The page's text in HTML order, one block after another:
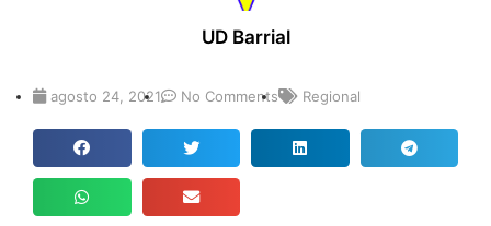
UD Barrial
agosto 24, 2021 No Comments Regional